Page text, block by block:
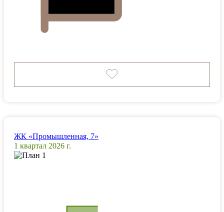
ЖК «Промышленная, 7»
1 квартал 2026 г.